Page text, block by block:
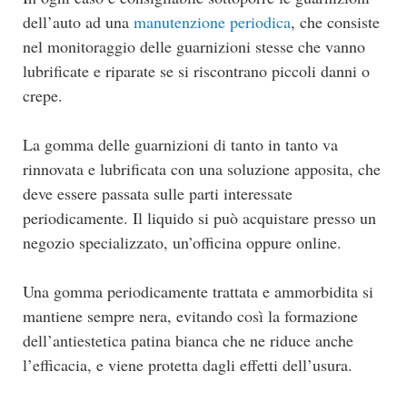
dell’auto ad una manutenzione periodica, che consiste
nel monitoraggio delle guarnizioni stesse che vanno
lubrificate e riparate se si riscontrano piccoli danni o
crepe.
La gomma delle guarnizioni di tanto in tanto va
rinnovata e lubrificata con una soluzione apposita, che
deve essere passata sulle parti interessate
periodicamente. Il liquido si può acquistare presso un
negozio specializzato, un’officina oppure online.
Una gomma periodicamente trattata e ammorbidita si
mantiene sempre nera, evitando così la formazione
dell’antiestetica patina bianca che ne riduce anche
l’efficacia, e viene protetta dagli effetti dell’usura.